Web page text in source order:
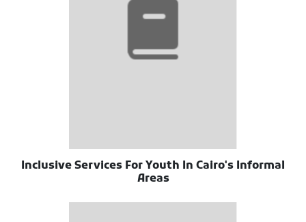
Inclusive Services For Youth In Cairo's Informal
Areas